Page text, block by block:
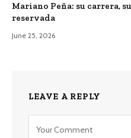
Mariano Peña: su carrera,
reservada
June 25, 2026
LEAVE A REPLY